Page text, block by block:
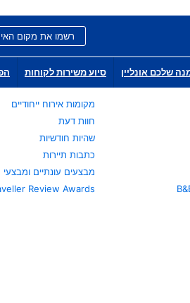
רשמו את מקום
שלכם אונליין סיוע משירות לקוחות
מקומות אירוח ייחודיים
חוות דעת
שהיות חודשיות
כתבות תיירות
מבצעים עונתיים ומבצעי
Review Awards